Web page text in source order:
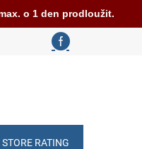
o 1 den prodloužit.
STORE RATING